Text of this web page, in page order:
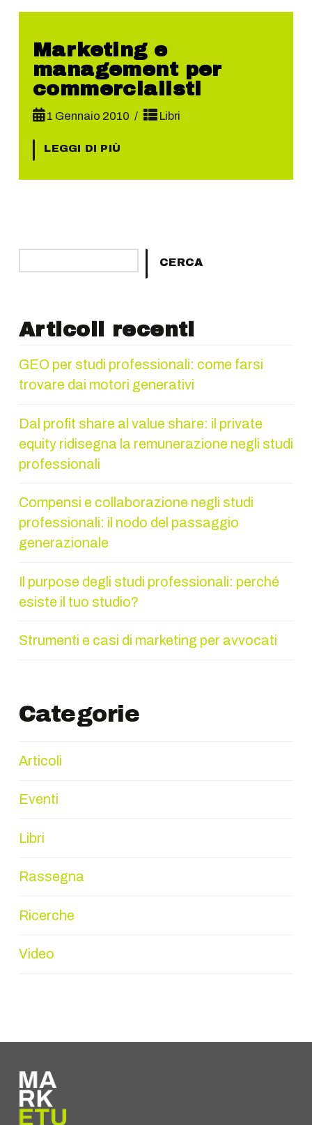
Marketing e
management per
commercialisti
1 Gennaio 2010 Libri
LEGGI DI PIÙ
CERCA
Articoli recenti
GEO per studi professionali: come farsi
trovare dai motori generativi
Dal profit share al value share: il private
equity ridisegna la remunerazione negli studi
professionali
Compensi e collaborazione negli studi
professionali: il nodo del passaggio
generazionale
Il purpose degli studi professionali: perché
esiste il tuo studio?
Strumenti e casi di marketing per avvocati
Categorie
Articoli
Eventi
Libri
Rassegna
Ricerche
Video